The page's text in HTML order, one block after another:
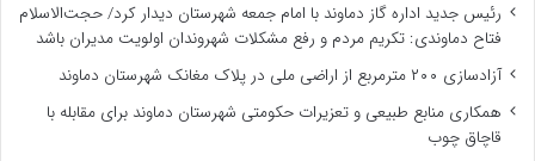
رئیس جدید اداره گاز دماوند با امام جمعه شهرستان دیدار کرد/ حجت‌الاسلام
فتاح دماوندی: تکریم مردم و رفع مشکلات شهروندان اولویت مدیران باشد
آزادسازی ۲۰۰ مترمربع از اراضی ملی در پلاک مغانک شهرستان دماوند
همکاری منابع طبیعی و تعزیرات حکومتی شهرستان دماوند برای مقابله با
قاچاق چوب